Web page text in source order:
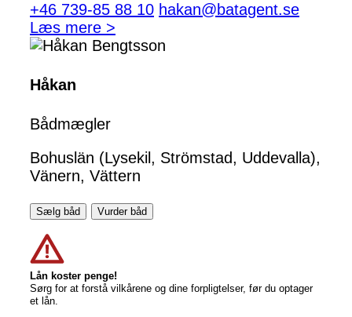
+46 739-85 88 10 hakan@batagent.se
Læs mere >
Håkan
Bådmægler
Bohuslän (Lysekil, Strömstad, Uddevalla),
Vänern, Vättern
Sælg båd Vurder båd
Lån koster penge!
Sørg for at forstå vilkårene og dine forpligtelser, før du optager
et lån.